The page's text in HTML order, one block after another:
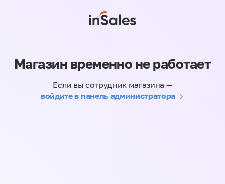
Магазин временно не работает
Если вы сотрудник магазина —
войдите в панель администратора